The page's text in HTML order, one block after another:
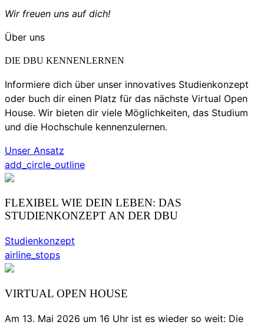
Wir freuen uns auf dich!
Über uns
DIE DBU KENNENLERNEN
Informiere dich über unser innovatives Studienkonzept
oder buch dir einen Platz für das nächste Virtual Open
House. Wir bieten dir viele Möglichkeiten, das Studium
und die Hochschule kennenzulernen.
Unser Ansatz
add_circle_outline
FLEXIBEL WIE DEIN LEBEN: DAS
STUDIENKONZEPT AN DER DBU
Studienkonzept
airline_stops
VIRTUAL OPEN HOUSE
Am 13. Mai 2026 um 16 Uhr ist es wieder so weit: Die